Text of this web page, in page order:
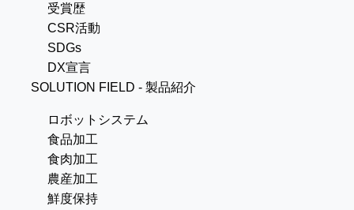
受賞歴
CSR活動
SDGs
DX宣言
SOLUTION FIELD - 製品紹介
ロボットシステム
食品加工
食肉加工
農産加工
鮮度保持